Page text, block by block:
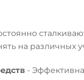
на различных
-